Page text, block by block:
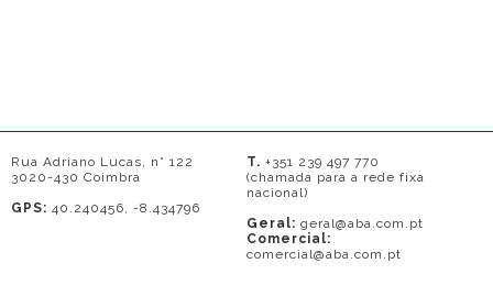
Rua Adriano Lucas, n° 122
3020-430 Coimbra
GPS: 40.240456, -8.434796
T. +351 239 497 770
(chamada para a rede fixa
nacional)
Geral: geral@aba.com.pt
Comercial:
comercial@aba.com.pt